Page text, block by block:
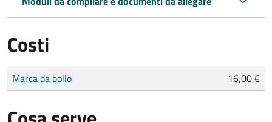
Costi
Tipo di pagamento
Importo
Marca da bollo 16,00 €